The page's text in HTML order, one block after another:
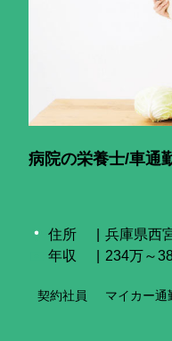
病院の栄養士/車通
住所
兵庫県西
年収
234万～
契約社員 マイカー通